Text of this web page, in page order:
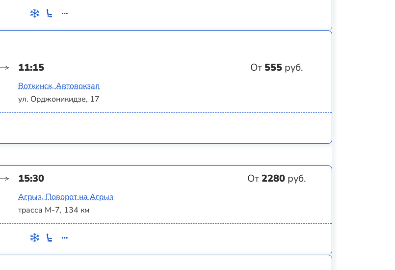
11:15 От 555 руб.
Воткинск, Автовокзал
ул. Орджоникидзе, 17
15:30 От2280 руб.
Агрыз, Поворот на Агрыз
трасса М-7, 134 км